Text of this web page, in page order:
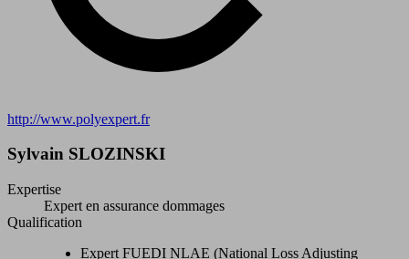
http://www.polyexpert.fr
Sylvain SLOZINSKI
Expertise
Expert en assurance dommages
Qualification
Expert FUEDI NLAE (National Loss Adjusting